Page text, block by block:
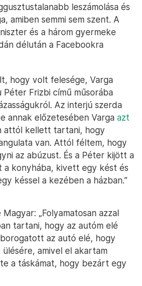
leszámolása és
amiben semmi sem szent. A
és a három gyermeke
délután a Facebookra
hogy volt felesége, Varga
Frizbi című műsorába
Az interjú szerda
annak előzetesében Varga azt
attól kellett tartani, hogy
van. Attól féltem, hogy
az abúzust. És a Péter kijött a
a konyhába, kivett egy kést és
késsel a kezében a házban.”
„Folyamatosan azzal
tartani, hogy az autóm elé
az autó elé, hogy
amivel el akartam
a táskámat, hogy bezárt egy